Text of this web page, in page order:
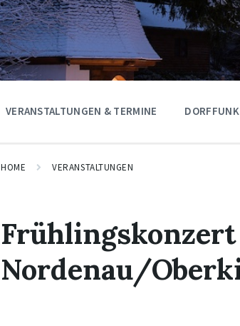
VERANSTALTUNGEN & TERMINE
HOME VERANSTALTUNGEN
Nordenau/